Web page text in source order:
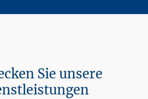
Sie unsere